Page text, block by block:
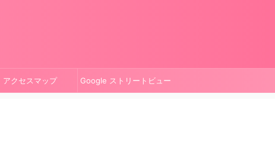
アクセスマップ Google ストリートビュー